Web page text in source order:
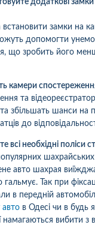
додаткові замки
замки на
допомогти
що зробить його
камери
та
збільшать шанси на
до
всі необхідні поліси
авто шахрая
гальмує. Так при
в передній
авто в Одесі чи в будь
намагаються вибити